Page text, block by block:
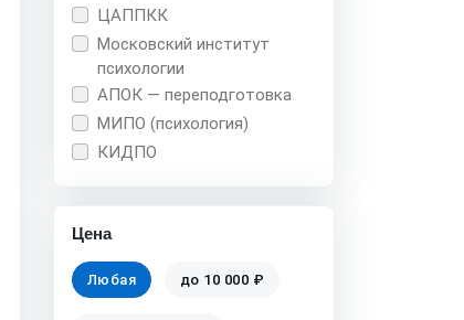
ЦАППКК
Московский институт
психологии
АПОК — переподготовка
МИПО (психология)
КИДПО
Цена
Любая до 10 000 ₽